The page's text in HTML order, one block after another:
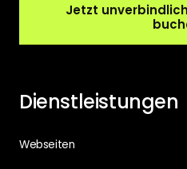
Jetzt
Dienstleistungen
Webseiten